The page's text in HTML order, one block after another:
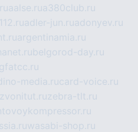
aalse.rua380club.ru
adler-jun.ruadonyev.ru
argentinamia.ru
belgorod-day.ru
media.rucard-voice.ru
zvonitut.ruzebra-tlt.ru
wasabi-shop.ru